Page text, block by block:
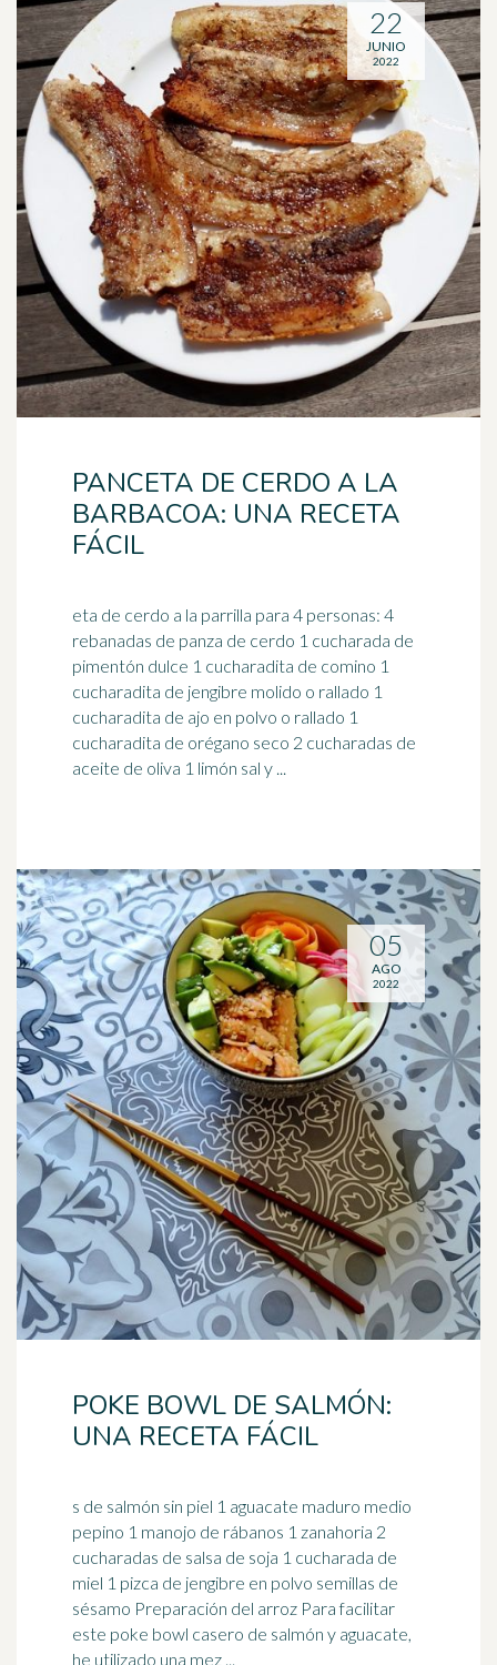
PANCETA DE CERDO A LA
BARBACOA: UNA RECETA
FÁCIL
eta de cerdo a la parrilla para 4 personas: 4
rebanadas de panza de cerdo 1 cucharada de
pimentón dulce 1 cucharadita de comino 1
cucharadita de jengibre molido o rallado 1
cucharadita de ajo en polvo o rallado 1
cucharadita de orégano seco 2 cucharadas de
aceite de oliva 1 limón sal y ...
22
JUNIO
2022
POKE BOWL DE SALMÓN:
UNA RECETA FÁCIL
s de salmón sin piel 1 aguacate maduro medio
pepino 1 manojo de rábanos 1 zanahoria 2
cucharadas de salsa de soja 1 cucharada de
miel 1 pizca de jengibre en polvo semillas de
sésamo Preparación del arroz Para facilitar
este poke bowl casero de salmón y aguacate,
he utilizado una mez ...
05
AGO
2022